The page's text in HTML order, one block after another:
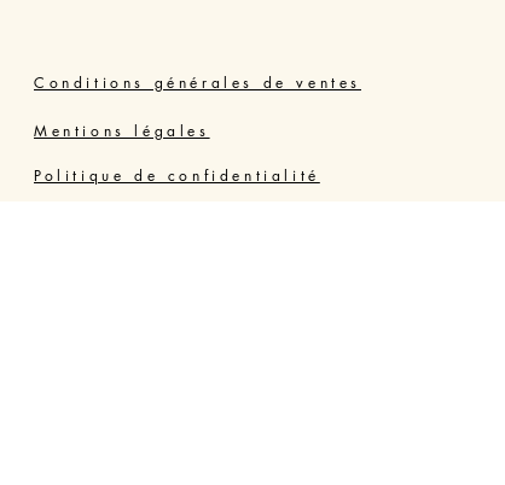
Conditions générales de ventes
Mentions légales
Politique de confidentialité